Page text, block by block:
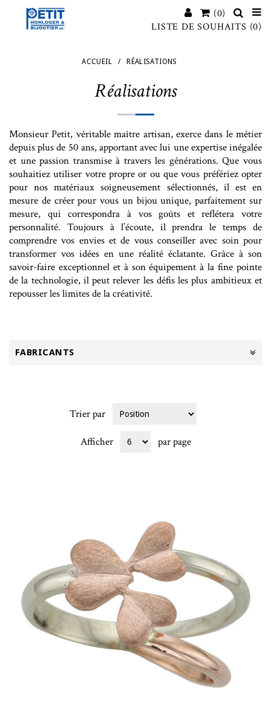
(0)
LISTE DE SOUHAITS (0)
ACCUEIL / RÉALISATIONS
Réalisations
Monsieur Petit, véritable maître artisan, exerce dans le métier
depuis plus de 50 ans, apportant avec lui une expertise inégalée
et une passion transmise à travers les générations. Que vous
souhaitiez utiliser votre propre or ou que vous préfériez opter
pour nos matériaux soigneusement sélectionnés, il est en
mesure de créer pour vous un bijou unique, parfaitement sur
mesure, qui correspondra à vos goûts et reflétera votre
personnalité. Toujours à l’écoute, il prendra le temps de
comprendre vos envies et de vous conseiller avec soin pour
transformer vos idées en une réalité éclatante. Grâce à son
savoir-faire exceptionnel et à son équipement à la fine pointe
de la technologie, il peut relever les défis les plus ambitieux et
repousser les limites de la créativité.
FABRICANTS
Trier par
Afficher par page